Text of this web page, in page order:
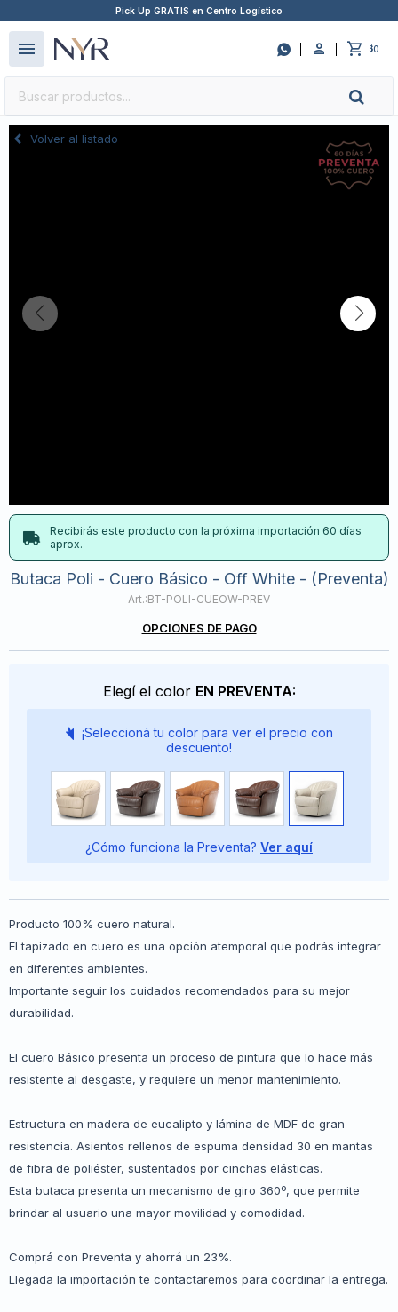
Pick Up GRATIS en Centro Logístico
 $0
menu
Volver al listado
Recibirás este producto con la próxima importación 60 días
aprox.
Butaca Poli - Cuero Básico - Off White - (Preventa)
BT-POLI-CUEOW-PREV
OPCIONES DE PAGO
Elegí el color EN PREVENTA:
¡Seleccioná tu color para ver el precio con
descuento!
¿Cómo funciona la Preventa? Ver aquí
Producto 100% cuero natural.
El tapizado en cuero es una opción atemporal que podrás integrar
en diferentes ambientes.
Importante seguir los cuidados recomendados para su mejor
durabilidad.
El cuero Básico presenta un proceso de pintura que lo hace más
resistente al desgaste, y requiere un menor mantenimiento.
Estructura en madera de eucalipto y lámina de MDF de gran
resistencia. Asientos rellenos de espuma densidad 30 en mantas
de fibra de poliéster, sustentados por cinchas elásticas.
Esta butaca presenta un mecanismo de giro 360º, que permite
brindar al usuario una mayor movilidad y comodidad.
Comprá con Preventa y ahorrá un 23%.
Llegada la importación te contactaremos para coordinar la entrega.
close